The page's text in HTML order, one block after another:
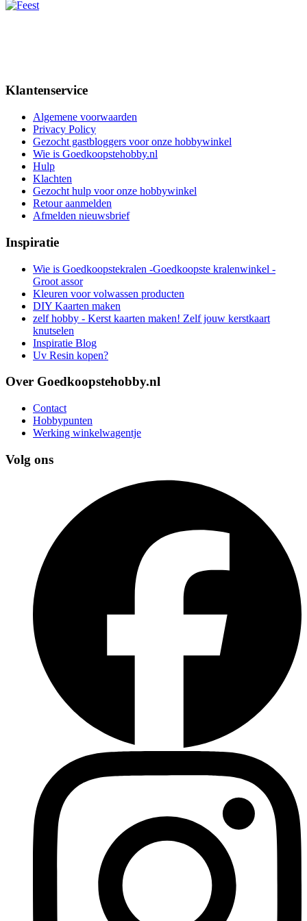
Klantenservice
Algemene voorwaarden
Privacy Policy
Gezocht gastbloggers voor onze hobbywinkel
Wie is Goedkoopstehobby.nl
Hulp
Klachten
Gezocht hulp voor onze hobbywinkel
Retour aanmelden
Afmelden nieuwsbrief
Inspiratie
Wie is Goedkoopstekralen -Goedkoopste kralenwinkel -
Groot assor
Kleuren voor volwassen producten
DIY Kaarten maken
zelf hobby - Kerst kaarten maken! Zelf jouw kerstkaart
knutselen
Inspiratie Blog
Uv Resin kopen?
Over Goedkoopstehobby.nl
Contact
Hobbypunten
Werking winkelwagentje
Volg ons